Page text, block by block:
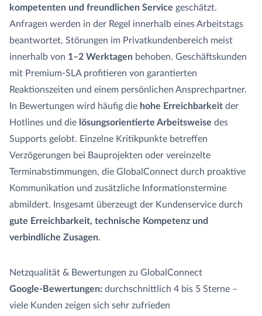
kompetenten und freundlichen Service geschätzt.
Anfragen werden in der Regel innerhalb eines Arbeitstags
beantwortet, Störungen im Privatkundenbereich meist
innerhalb von 1–2 Werktagen behoben. Geschäftskunden
mit Premium-SLA profitieren von garantierten
Reaktionszeiten und einem persönlichen Ansprechpartner.
In Bewertungen wird häufig die hohe Erreichbarkeit der
Hotlines und die lösungsorientierte Arbeitsweise des
Supports gelobt. Einzelne Kritikpunkte betreffen
Verzögerungen bei Bauprojekten oder vereinzelte
Terminabstimmungen, die GlobalConnect durch proaktive
Kommunikation und zusätzliche Informationstermine
abmildert. Insgesamt überzeugt der Kundenservice durch
gute Erreichbarkeit, technische Kompetenz und
verbindliche Zusagen.
Netzqualität & Bewertungen zu GlobalConnect
Google-Bewertungen: durchschnittlich 4 bis 5 Sterne –
viele Kunden zeigen sich sehr zufrieden